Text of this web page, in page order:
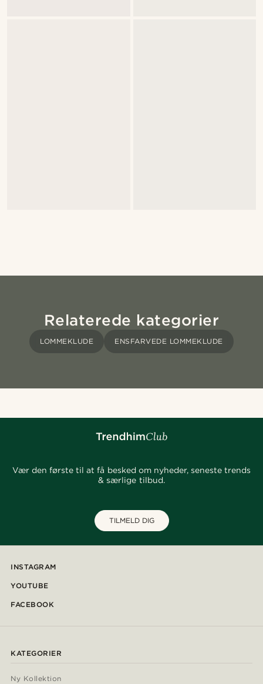
Relaterede kategorier
LOMMEKLUDE ENSFARVEDE LOMMEKLUDE
Vær den første til at få besked om nyheder, seneste trends
& særlige tilbud.
TILMELD DIG
INSTAGRAM
YOUTUBE
FACEBOOK
KATEGORIER
Ny Kollektion